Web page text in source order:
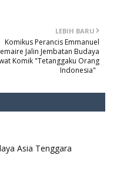
LEBIH BARU
Komikus Perancis Emmanuel
Jalin Jembatan Budaya
Komik "Tetanggaku Orang
Indonesia"
Asia Tenggara